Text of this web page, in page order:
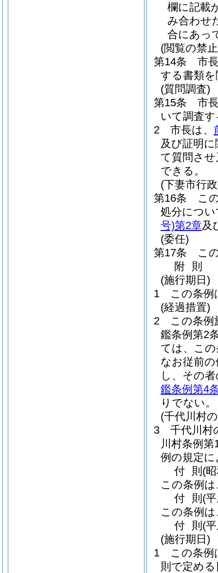
欄に記載
み合わせ
合にあっ
(閲覧の禁
第14条
市
する書類
(質問調査)
第15条
市
いて調査
2
市長は、
及び証明
て質問さ
できる。
(下妻市行
第16条
こ
処分につ
号)第2章及
(委任)
第17条
こ
附 則
(施行期日)
1
この条例
(経過措置)
2
この条例
鑑条例第2
ては、こ
なお従前
し、その
鑑条例第4
りでない。
(千代川村
3
千代川村
川村条例第
例の規定
付 則 (
この条例
付 則 (
この条例
付 則 (
(施行期日)
1
この条
則で定め